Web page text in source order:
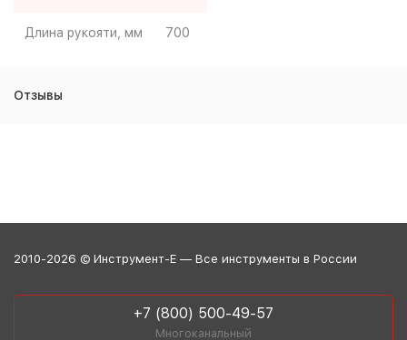
Длина рукояти, мм 700
Отзывы
2010-2026 © Инструмент-Е — Все инструменты в России
+7 (800) 500-49-57
Многоканальный